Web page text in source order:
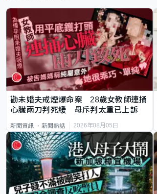
勸未婚夫戒煙爆命案 28歲女教師連捅
心臟兩刀判死緩 母斥判太重已上訴
新聞資訊 新聞熱話 2026年08月05日